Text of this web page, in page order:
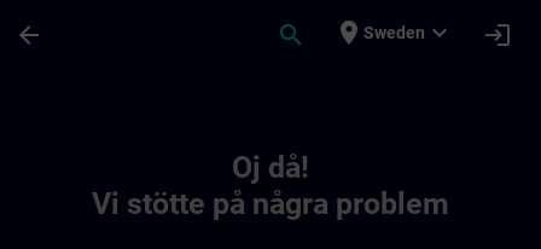
arrow_back search place Sweden expand_more login
Oj då!
Vi stötte på några problem